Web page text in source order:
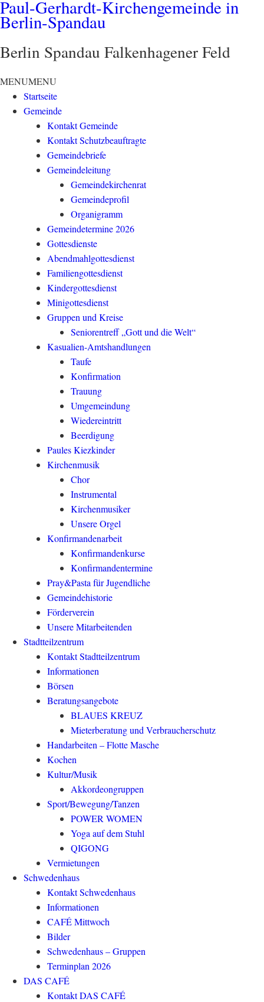
Paul-Gerhardt-Kirchengemeinde in
Berlin-Spandau
Berlin Spandau Falkenhagener Feld
MENUMENU
Startseite
Gemeinde
Kontakt Gemeinde
Kontakt Schutzbeauftragte
Gemeindebriefe
Gemeindeleitung
Gemeindekirchenrat
Gemeindeprofil
Organigramm
Gemeindetermine 2026
Gottesdienste
Abendmahlgottesdienst
Familiengottesdienst
Kindergottesdienst
Minigottesdienst
Gruppen und Kreise
Seniorentreff „Gott und die Welt“
Kasualien-Amtshandlungen
Taufe
Konfirmation
Trauung
Umgemeindung
Wiedereintritt
Beerdigung
Paules Kiezkinder
Kirchenmusik
Chor
Instrumental
Kirchenmusiker
Unsere Orgel
Konfirmandenarbeit
Konfirmandenkurse
Konfirmandentermine
Pray&Pasta für Jugendliche
Gemeindehistorie
Förderverein
Unsere Mitarbeitenden
Stadtteilzentrum
Kontakt Stadtteilzentrum
Informationen
Börsen
Beratungsangebote
BLAUES KREUZ
Mieterberatung und Verbraucherschutz
Handarbeiten – Flotte Masche
Kochen
Kultur/Musik
Akkordeongruppen
Sport/Bewegung/Tanzen
POWER WOMEN
Yoga auf dem Stuhl
QIGONG
Vermietungen
Schwedenhaus
Kontakt Schwedenhaus
Informationen
CAFÉ Mittwoch
Bilder
Schwedenhaus – Gruppen
Terminplan 2026
DAS CAFÉ
Kontakt DAS CAFÉ